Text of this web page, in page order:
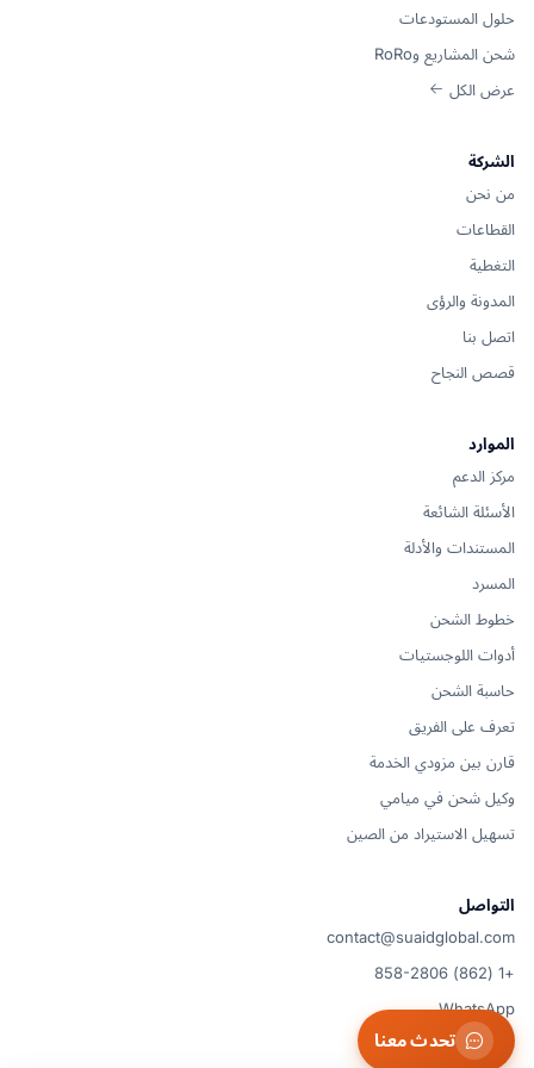
حلول المستودعات
شحن المشاريع وRoRo
عرض الكل
الشركة
من نحن
القطاعات
التغطية
المدونة والرؤى
اتصل بنا
قصص النجاح
الموارد
مركز الدعم
الأسئلة الشائعة
المستندات والأدلة
المسرد
خطوط الشحن
أدوات اللوجستيات
حاسبة الشحن
تعرف على الفريق
قارن بين مزودي الخدمة
وكيل شحن في ميامي
تسهيل الاستيراد من الصين
التواصل
contact@suaidglobal.com
+1 (862) 858-2806
WhatsApp
الولايات المتحدةتحدث معنا